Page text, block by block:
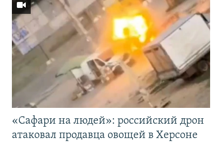
«Cафари на людей»: российский дрон
атаковал продавца овощей в Херсоне